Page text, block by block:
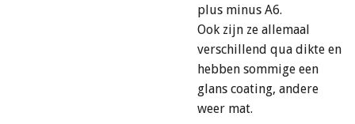
plus minus A6.
Ook zijn ze allemaal
verschillend qua dikte en
hebben sommige een
glans coating, andere
weer mat.